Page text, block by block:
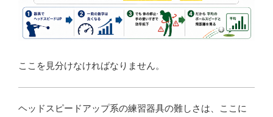
ここを見分けなければなりません。
ヘッドスピードアップ系の練習器具の難しさは、ここに